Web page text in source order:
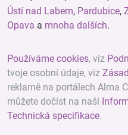
Ústí nad Labem, Pardubice,
Opava a mnoha dalších.
Používáme cookies, viz
tvoje osobní údaje, viz
reklamě na portálech Alma
můžete dočíst na naší
Technická specifikace.